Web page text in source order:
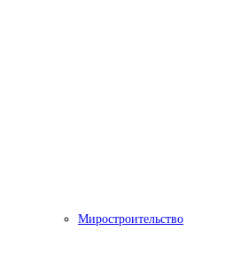
Миростроительство